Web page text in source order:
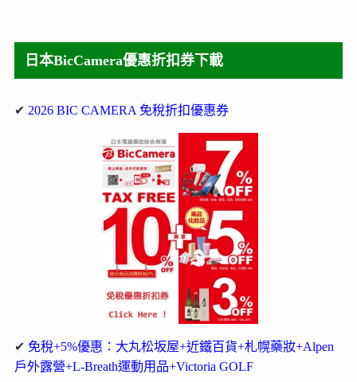
日本BicCamera優惠折扣券下載
✔ 2026 BIC CAMERA 免稅折扣優惠券
✔ 免稅+5%優惠：大丸松坂屋+近鐵百貨+札幌藥妝+Alpen
戶外露營+L-Breath運動用品+Victoria GOLF